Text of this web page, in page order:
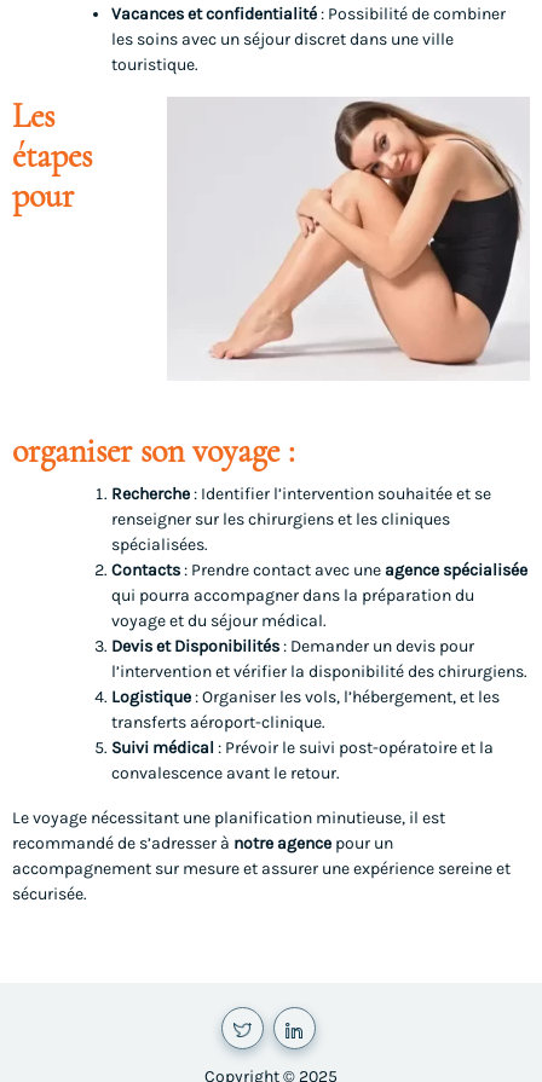
Vacances et confidentialité: Possibilité de combiner
les soins avec un séjour discret dans une ville
touristique.
Les
étapes
pour
organiser son voyage :
Recherche: Identifier l’intervention souhaitée et se
renseigner sur les chirurgiens et les cliniques
spécialisées.
Contacts: Prendre contact avec uneagence spécialisée
qui pourra accompagner dans la préparation du
voyage et du séjour médical.
Devis et Disponibilités: Demander un devis pour
l’intervention et vérifier la disponibilité des chirurgiens.
Logistique: Organiser les vols, l’hébergement, et les
transferts aéroport-clinique.
Suivi médical : Prévoir le suivi post-opératoire et la
convalescence avant le retour.
Le voyage nécessitant une planification minutieuse, il est
recommandé de s’adresser à notre agence pour un
accompagnement sur mesure et assurer une expérience sereine et
sécurisée.
Copyright © 2025